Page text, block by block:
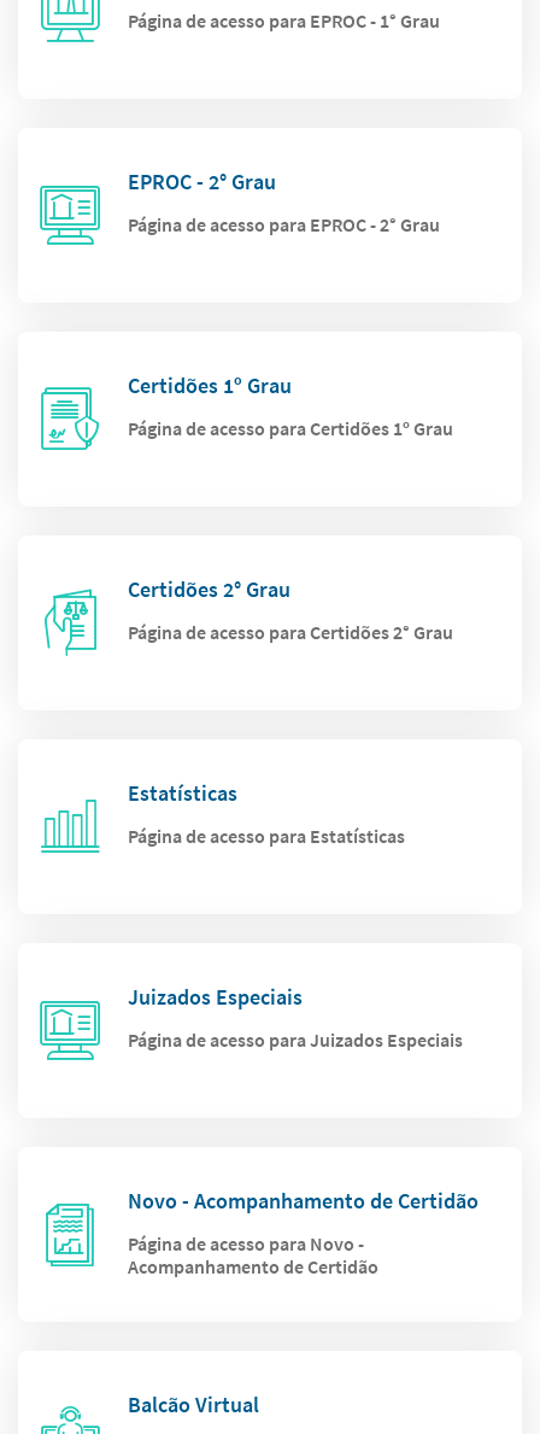
Página de acesso para EPROC - 1° Grau
EPROC - 2° Grau
Página de acesso para EPROC - 2° Grau
Certidões 1º Grau
Página de acesso para Certidões 1º Grau
Certidões 2° Grau
Página de acesso para Certidões 2° Grau
Estatísticas
Página de acesso para Estatísticas
Juizados Especiais
Página de acesso para Juizados Especiais
Novo - Acompanhamento de Certidão
Página de acesso para Novo -
Acompanhamento de Certidão
Balcão Virtual